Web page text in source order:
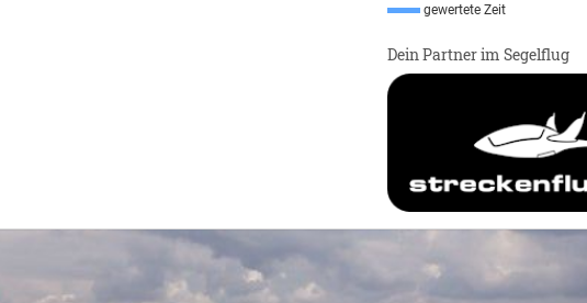
gewertete Zeit
Dein Partner im Segelflug